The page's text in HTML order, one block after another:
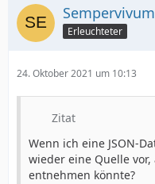
Sempervivum
Erleuchteter
24. Oktober 2021 um 10:13
Zitat
Wenn ich eine JSON-
wieder eine Quelle
entnehmen könnte?